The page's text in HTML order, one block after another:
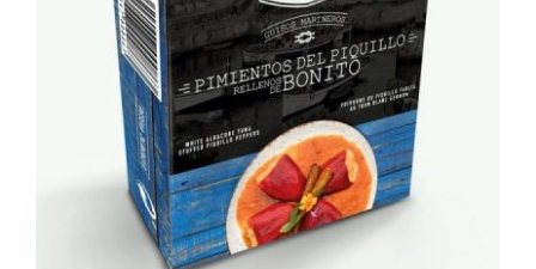
AÑADIR AL CARRITO
/
DETALLES